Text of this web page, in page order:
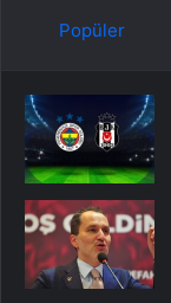
Popüler